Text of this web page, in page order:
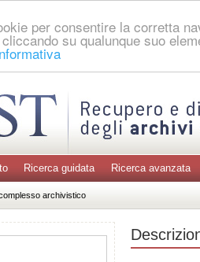
per consentire la corretta
su qualunque suo
Ricerca guidata Ricerca avanzata
archivistico